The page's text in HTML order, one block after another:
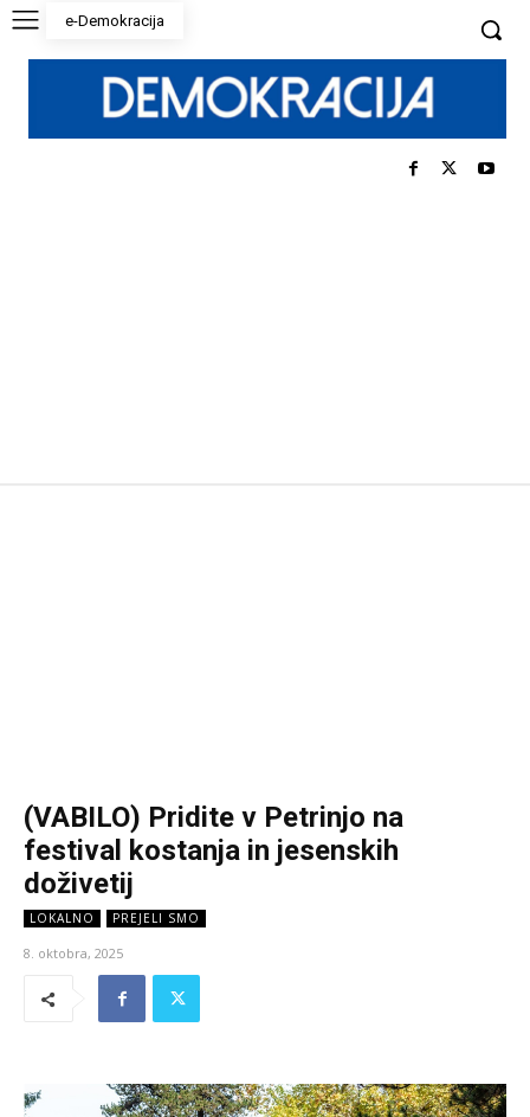
e-Demokracija
(VABILO) Pridite v Petrinjo na
festival kostanja in jesenskih
doživetij
LOKALNO PREJELI SMO
8. oktobra, 2025